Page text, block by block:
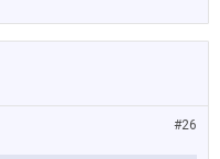
#26